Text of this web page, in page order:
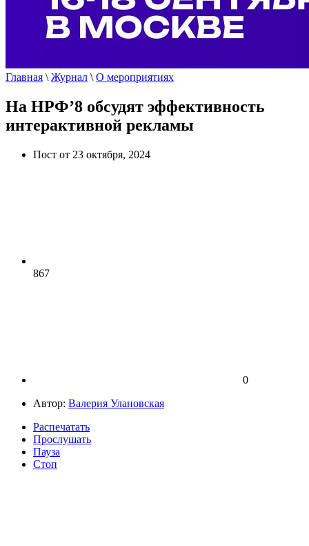
Главная \ Журнал \ О мероприятиях
На НРФ’8 обсудят эффективность
интерактивной рекламы
Пост от 23 октября, 2024
867
0
Автор: Валерия Улановская
Распечатать
Прослушать
Пауза
Стоп